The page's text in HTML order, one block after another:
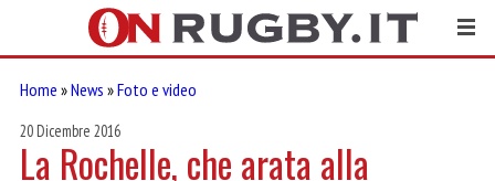
Home »News »Foto e video
20 Dicembre 2016
La Rochelle, che arata alla